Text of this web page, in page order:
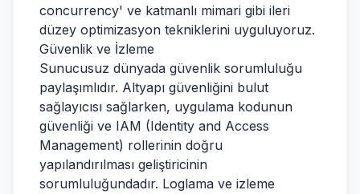
concurrency' ve katmanlı mimari gibi ileri
düzey optimizasyon tekniklerini uyguluyoruz.
Güvenlik ve İzleme
Sunucusuz dünyada güvenlik sorumluluğu
paylaşımlıdır. Altyapı güvenliğini bulut
sağlayıcısı sağlarken, uygulama kodunun
güvenliği ve IAM (Identity and Access
Management) rollerinin doğru
yapılandırılması geliştiricinin
sorumluluğundadır. Loglama ve izleme